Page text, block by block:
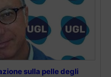
sulla pelle degli